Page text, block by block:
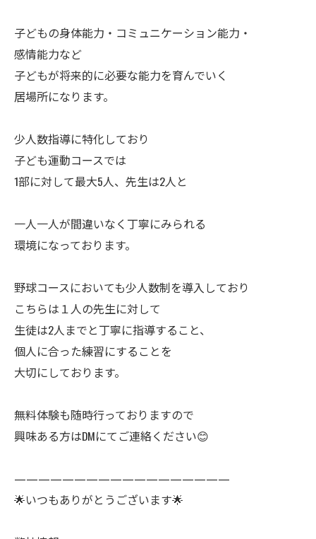
子どもの身体能力・コミュニケーション能力・
感情能力など
子どもが将来的に必要な能力を育んでいく
居場所になります。
少人数指導に特化しており
子ども運動コースでは
1部に対して最大5人、先生は2人と
一人一人が間違いなく丁寧にみられる
環境になっております。
野球コースにおいても少人数制を導入しており
こちらは１人の先生に対して
生徒は2人までと丁寧に指導すること、
個人に合った練習にすることを
大切にしております。
無料体験も随時行っておりますので
興味ある方はDMにてご連絡ください😊
——————————————————
🌟いつもありがとうございます🌟